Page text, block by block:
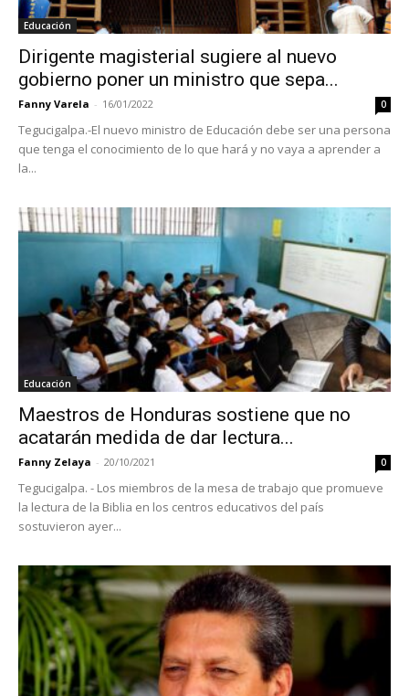
Educación
Dirigente magisterial sugiere al nuevo
gobierno poner un ministro que sepa...
Fanny Varela - 16/01/2022 0
Tegucigalpa.-El nuevo ministro de Educación debe ser una persona
que tenga el conocimiento de lo que hará y no vaya a aprender a
la...
Educación
Maestros de Honduras sostiene que no
acatarán medida de dar lectura...
Fanny Zelaya - 20/10/2021 0
Tegucigalpa. - Los miembros de la mesa de trabajo que promueve
la lectura de la Biblia en los centros educativos del país
sostuvieron ayer...